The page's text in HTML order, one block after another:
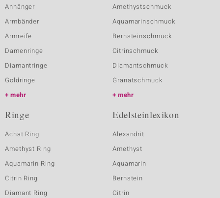
Anhänger
Armbänder
Armreife
Damenringe
Diamantringe
Goldringe
mehr
Amethystschmuck
Aquamarinschmuck
Bernsteinschmuck
Citrinschmuck
Diamantschmuck
Granatschmuck
mehr
Ringe
Achat Ring
Amethyst Ring
Aquamarin Ring
Citrin Ring
Diamant Ring
Edelsteinlexikon
Alexandrit
Amethyst
Aquamarin
Bernstein
Citrin